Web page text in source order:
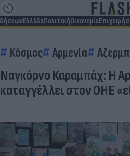
ΕλλάδαΠολιτικήΟικονομία
Κόσμος Αρμενία
Ναγκόρνο Καραμπάχ: Η
καταγγέλλει στον ΟΗΕ